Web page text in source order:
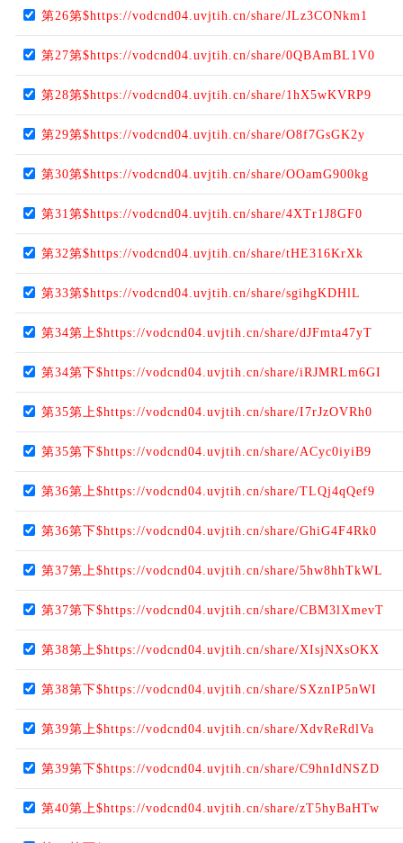
第26第$https://vodcnd04.uvjtih.cn/share/JLz3CONkm1
第27第$https://vodcnd04.uvjtih.cn/share/0QBAmBL1V0
第28第$https://vodcnd04.uvjtih.cn/share/1hX5wKVRP9
第29第$https://vodcnd04.uvjtih.cn/share/O8f7GsGK2y
第30第$https://vodcnd04.uvjtih.cn/share/OOamG900kg
第31第$https://vodcnd04.uvjtih.cn/share/4XTr1J8GF0
第32第$https://vodcnd04.uvjtih.cn/share/tHE316KrXk
第33第$https://vodcnd04.uvjtih.cn/share/sgihgKDHlL
第34第上$https://vodcnd04.uvjtih.cn/share/dJFmta47yT
第34第下$https://vodcnd04.uvjtih.cn/share/iRJMRLm6GI
第35第上$https://vodcnd04.uvjtih.cn/share/I7rJzOVRh0
第35第下$https://vodcnd04.uvjtih.cn/share/ACyc0iyiB9
第36第上$https://vodcnd04.uvjtih.cn/share/TLQj4qQef9
第36第下$https://vodcnd04.uvjtih.cn/share/GhiG4F4Rk0
第37第上$https://vodcnd04.uvjtih.cn/share/5hw8hhTkWL
第37第下$https://vodcnd04.uvjtih.cn/share/CBM3lXmevT
第38第上$https://vodcnd04.uvjtih.cn/share/XIsjNXsOKX
第38第下$https://vodcnd04.uvjtih.cn/share/SXznIP5nWI
第39第上$https://vodcnd04.uvjtih.cn/share/XdvReRdlVa
第39第下$https://vodcnd04.uvjtih.cn/share/C9hnIdNSZD
第40第上$https://vodcnd04.uvjtih.cn/share/zT5hyBaHTw